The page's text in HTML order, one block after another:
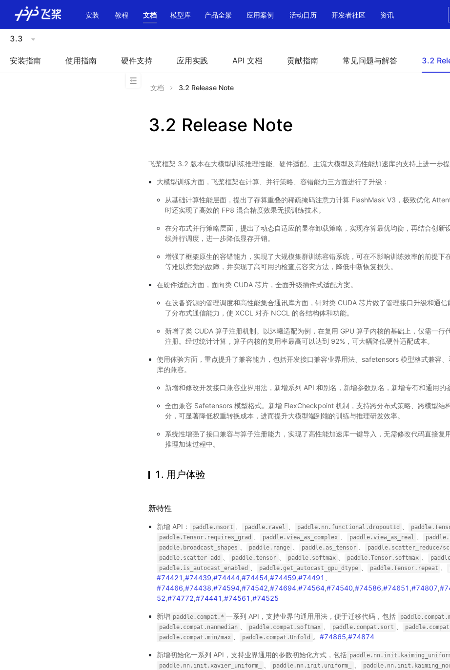
安装 教程 文档 模型库 产品全景 应用案例 活动日历 开发者社区 资讯
3.3
安装指南 使用指南 硬件支持 应用实践 API 文档 贡献指南 常见问题与解答 3.2
文档 3.2 Release Note
3.2 Release Note
飞桨框架 3.2 版本在大模型训练推理性能、硬件适配、主流大模型及高性能加速库的支持上进一步提
大模型训练方面，飞桨框架在计算、并行策略、容错能力三方面进行了升级：
从基础计算性能层面，提出了存算重叠的稀疏掩码注意力计算 FlashMask V3，极致优化
时还实现了高效的 FP8 混合精度效果无损训练技术。
在分布式并行策略层面，提出了动态自适应的显存卸载策略，实现存算最优均衡，再结合创新
线并行调度，进一步降低显存开销。
增强了框架原生的容错能力，实现了大规模集群训练容错系统，可在不影响训练效率的前提下
等难以察觉的故障，并实现了高可用的检查点容灾方法，降低中断恢复损失。
在硬件适配方面，面向类 CUDA 芯片，全面升级插件式适配方案。
在设备资源的管理调度和高性能集合通讯库方面，针对类 CUDA 芯片做了管理接口升级和通
了分布式通信能力，使 XCCL 对齐 NCCL 的各结构体和功能。
新增了类 CUDA 算子注册机制。以沐曦适配为例，在复用 GPU 算子内核的基础上，仅需一行
注册。经过统计计算，算子内核的复用率最高可以达到 92%，可大幅降低硬件适配成本。
使用体验方面，重点提升了兼容能力，包括开发接口兼容业界用法、safetensors 模型格式兼容
库的兼容。
新增和修改开发接口兼容业界用法，新增系列 API 和别名，新增参数别名，新增专有和通用的
全面兼容 Safetensors 模型格式。新增 FlexCheckpoint 机制，支持跨分布式策略、跨模型结
分，可显著降低权重转换成本，进而提升大模型端到端的训练与推理研发效率。
系统性增强了接口兼容与算子注册能力，实现了高性能加速库一键导入，无需修改代码直接复
推理加速过程中。
1. 用户体验
新特性
新增 API： paddle.msort paddle.ravel paddle.nn.functional.dropout1d
paddle.Tensor.requires_grad paddle.view_as_complex paddle.view_as_real
paddle.broadcast_shapes paddle.range paddle.as_tensor paddle.scatter_reduce/
paddle.scatter_add paddle.tensor paddle.softmax paddle.Tensor.softmax
paddle.is_autocast_enabled paddle.get_autocast_gpu_dtype paddle.Tensor.repeat
#74421 ,#74439,#74444,#74454,#74459,#74491
#74466,#74438,#74594,#74542,#74694,#74564,#74540,#74586,#74651 ,#74807,
52,#74772,#74441 ,#74561 ,#74525
新增 paddle.compat.* 一系列 API，支持业界的通用用法，便于迁移代码，包括
paddle.compat.nanmedian paddle.compat.softmax paddle.compat.sort
paddle.compat.min/max paddle.compat.Unfold 。 #74865,#74874
新增初始化一系列 API，支持业界通用的参数初始化方式，包括
paddle.nn.init.xavier_uniform_ paddle.nn.init.uniform_